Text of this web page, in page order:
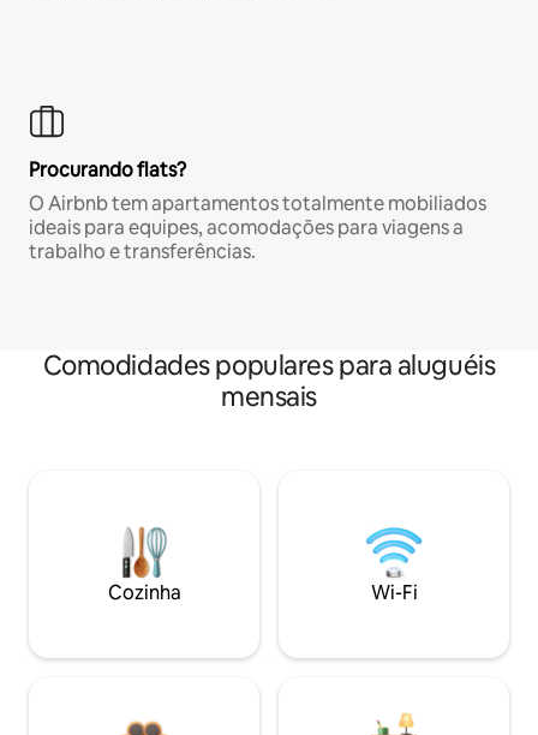
Procurando flats?
O Airbnb tem apartamentos totalmente mobiliados
ideais para equipes, acomodações para viagens a
trabalho e transferências.
Comodidades populares para aluguéis
mensais
Cozinha Wi-Fi